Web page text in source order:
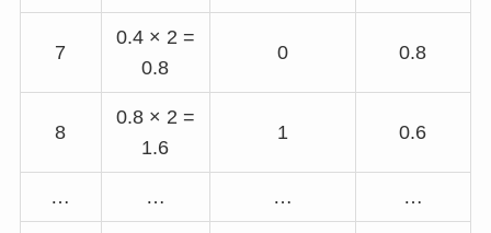
7
0.4 × 2 =
0.8
0 0.8
8
0.8 × 2 =
1.6
1 0.6
… … … …